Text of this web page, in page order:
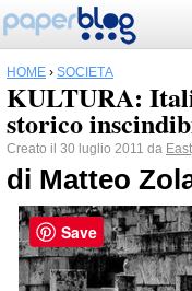
HOME › SOCIETÀ
KULTURA:
storico
Creato il 30 luglio 2011 da
di Matteo
Save